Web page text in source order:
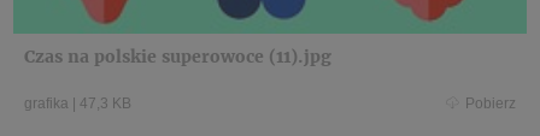
Czas na polskie superowoce (11).jpg
grafika | 47,3 KB Pobierz